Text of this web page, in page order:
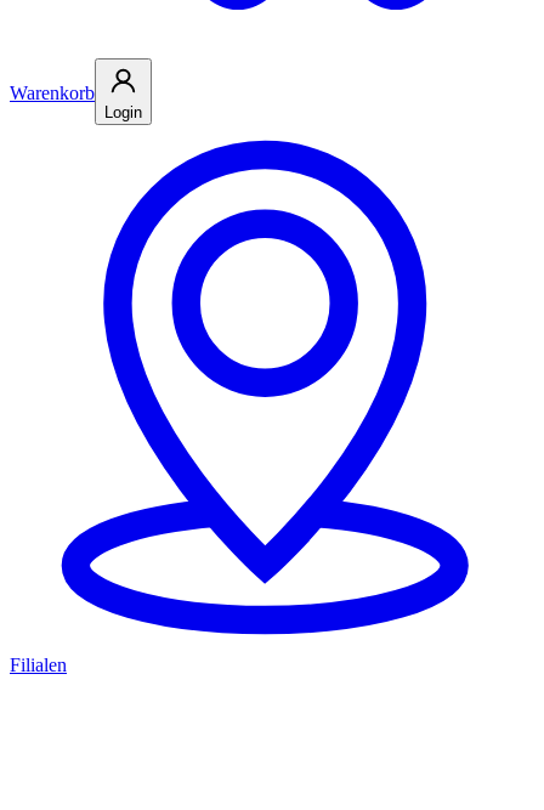
Warenkorb
Login
Filialen